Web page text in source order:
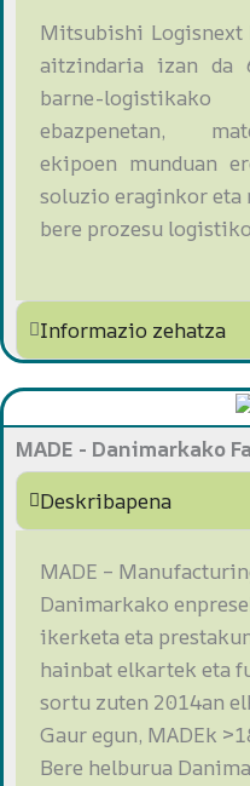
Mitsubishi Logisnext
aitzindaria izan da
barne-
ebazpenetan,
ekipoen munduan
soluzio eraginkor eta
bere prozesu
Informazio zehatza
MADE - Danimarkako
Deskribapena
MADE –
Danimarkako
ikerketa eta
hainbat elkartek eta
sortu zuten 2014an
Gaur egun, MADEk
Bere helburua